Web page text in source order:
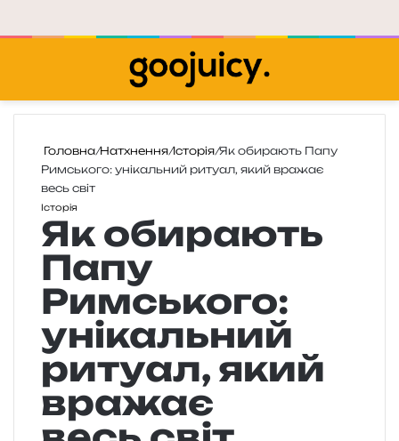
Головна/Натхнення/Історія/Як обирають Папу
Римського: унікальний ритуал, який вражає
весь світ
Історія
Як обирають
Папу
Римського:
унікальний
ритуал, який
вражає